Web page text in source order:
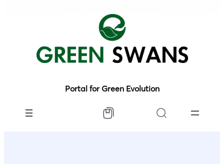
Portal for Green Evolution